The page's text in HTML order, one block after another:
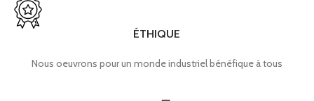
ÉTHIQUE
Nous oeuvrons pour un monde industriel bénéfique à tous